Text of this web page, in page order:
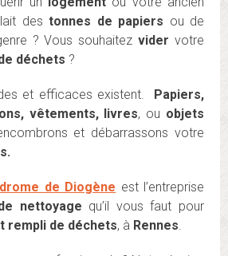
destonnes de papiers ou de
? Vous souhaitezvider votre
déchets ?
et efficaces existent. Papiers,
vêtements, livres, ou objets
et débarrassons votre
de Diogène est l’entreprise
nettoyage qu’il vous faut pour
rempli de déchets, à Rennes.